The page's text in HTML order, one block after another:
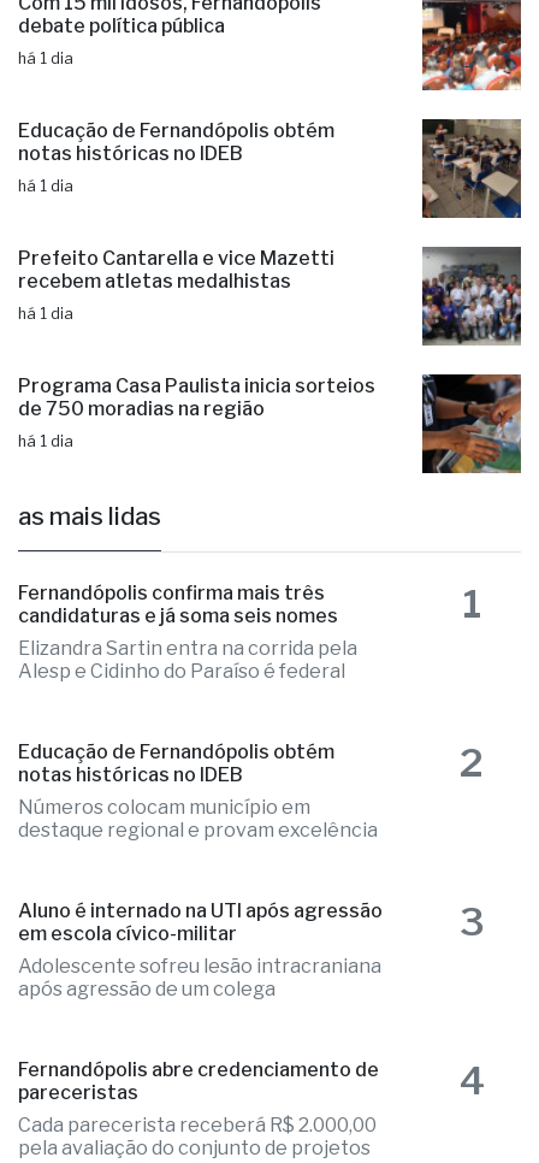
debate política pública
há 1 dia
Educação de Fernandópolis obtém
notas históricas no IDEB
há 1 dia
Prefeito Cantarella e vice Mazetti
recebem atletas medalhistas
há 1 dia
Programa Casa Paulista inicia sorteios
de 750 moradias na região
há 1 dia
as mais lidas
Fernandópolis confirma mais três
candidaturas e já soma seis nomes
Elizandra Sartin entra na corrida pela
Alesp e Cidinho do Paraíso é federal
1
Educação de Fernandópolis obtém
notas históricas no IDEB
Números colocam município em
destaque regional e provam excelência
2
Aluno é internado na UTI após agressão
em escola cívico-militar
Adolescente sofreu lesão intracraniana
após agressão de um colega
3
Fernandópolis abre credenciamento de
pareceristas
Cada parecerista receberá R$ 2.000,00
pela avaliação do conjunto de projetos
4